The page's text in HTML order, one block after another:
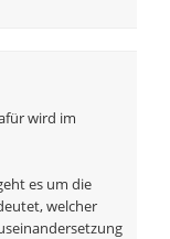
wird im
es um die
welcher